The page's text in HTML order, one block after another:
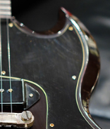
ヴィンテー